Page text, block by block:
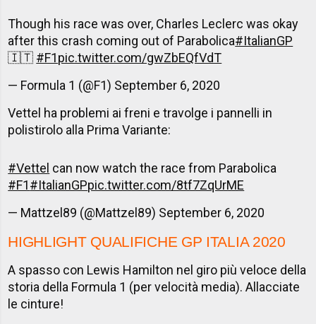
Though his race was over, Charles Leclerc was okay
after this crash coming out of Parabolica#ItalianGP
🇮🇹 #F1pic.twitter.com/gwZbEQfVdT
— Formula 1 (@F1) September 6, 2020
Vettel ha problemi ai freni e travolge i pannelli in
polistirolo alla Prima Variante:
#Vettel can now watch the race from Parabolica
#F1#ItalianGPpic.twitter.com/8tf7ZqUrME
— Mattzel89 (@Mattzel89) September 6, 2020
HIGHLIGHT QUALIFICHE GP ITALIA 2020
A spasso con Lewis Hamilton nel giro più veloce della
storia della Formula 1 (per velocità media). Allacciate
le cinture!